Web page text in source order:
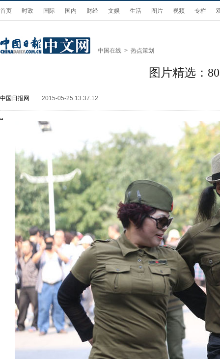
首页 时政 国际 国内 财经 文娱 生活 图片 视频 专栏
中国在线 > 热点策划
图片精选：
中国日报网 2015-05-25 13:37:12